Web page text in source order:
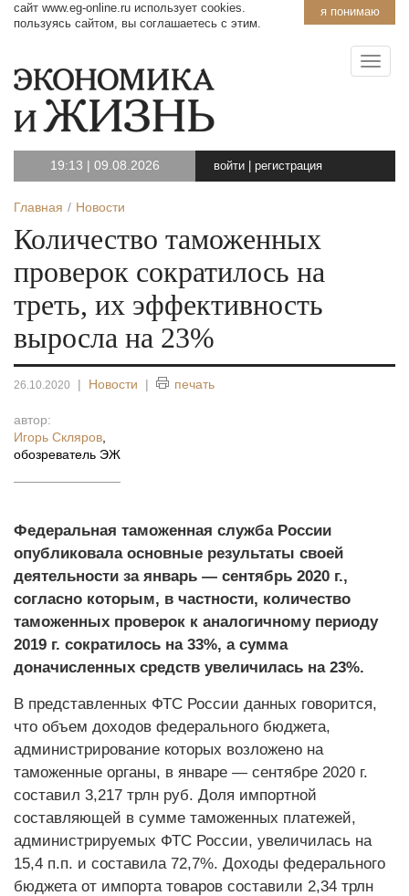
я понимаю
сайт www.eg-online.ru использует cookies.
пользуясь сайтом, вы соглашаетесь с этим.
19:13 | 09.08.2026 войти регистрация
Главная Новости
Количество таможенных
проверок сократилось на
треть, их эффективность
выросла на 23%
26.10.2020 | Новости | печать
автор:
Игорь Скляров
обозреватель ЭЖ
Федеральная таможенная служба России
опубликовала основные результаты своей
деятельности за январь — сентябрь 2020 г.,
согласно которым, в частности, количество
таможенных проверок к аналогичному периоду
2019 г. сократилось на 33%, а сумма
доначисленных средств увеличилась на 23%.
В представленных ФТС России данных говорится,
что объем доходов федерального бюджета,
администрирование которых возложено на
таможенные органы, в январе — сентябре 2020 г.
составил 3,217 трлн руб. Доля импортной
составляющей в сумме таможенных платежей,
администрируемых ФТС России, увеличилась на
15,4 п.п. и составила 72,7%. Доходы федерального
бюджета от импорта товаров составили 2,34 трлн